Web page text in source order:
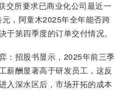
交所要求已商业化公司最近一
，阿童木2025年全年能否跨
于第四季度的订单交付情况。
：招股书显示，2025年前三季
薪酬显著高于研发员工，这反
入深水区后，市场开拓的成本